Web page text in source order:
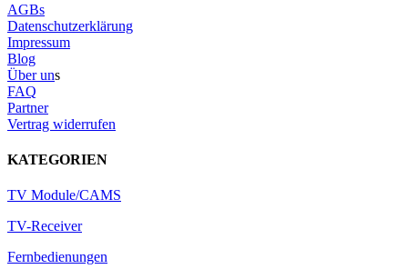
AGBs
Datenschutzerklärung
Impressum
Blog
Über uns
FAQ
Partner
Vertrag widerrufen
KATEGORIEN
TV Module/CAMS
TV-Receiver
Fernbedienungen